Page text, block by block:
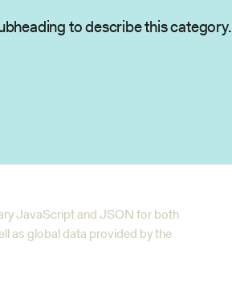
to describe this category.
JavaScript and JSON for both
as global data provided by the